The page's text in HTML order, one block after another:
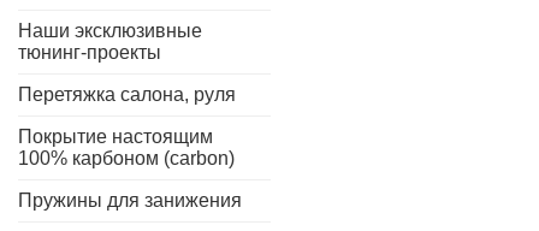
Наши эксклюзивные
тюнинг-проекты
Перетяжка салона, руля
Покрытие настоящим
100% карбоном (carbon)
Пружины для занижения